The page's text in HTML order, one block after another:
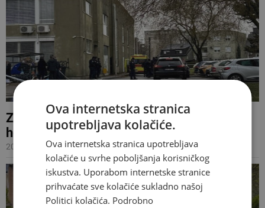
ZAGREB Napad nožem u osnovnoj školi,
helikopter Hitne odvozi ozlijeđene
20.12.2024 10:28
Ova internetska stranica
upotrebljava kolačiće.
Ova internetska stranica upotrebljava
kolačiće u svrhe poboljšanja korisničkog
iskustva. Uporabom internetske stranice
prihvaćate sve kolačiće sukladno našoj
Politici kolačića. Podrobno